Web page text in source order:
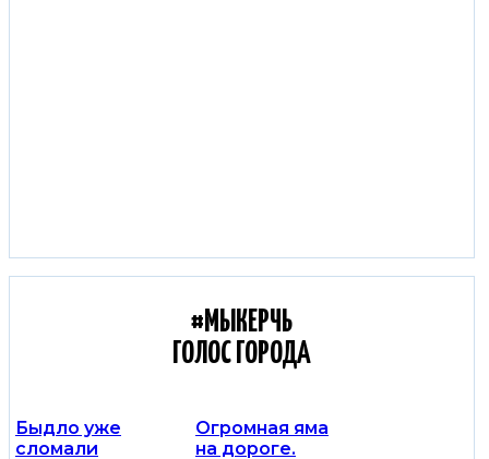
#МЫКЕРЧЬ
ГОЛОС ГОРОДА
Быдло уже
сломали
Огромная яма
на дороге.